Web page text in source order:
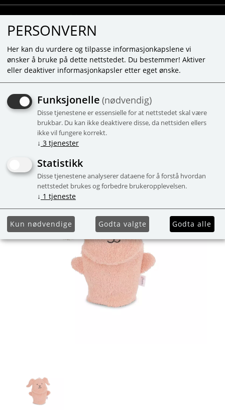
VASKEVOTT - HAREN
ROSIE
Vaskevott laget av 100% bomull
PERSONVERN
Her kan du vurdere og tilpasse informasjonkapslene vi
ønsker å bruke på dette nettstedet. Du bestemmer! Aktiver
eller deaktiver informasjonkapsler etter eget ønske.
Funksjonelle (nødvendig)
Disse tjenestene er essensielle for at nettstedet skal være
brukbar. Du kan ikke deaktivere disse, da nettsiden ellers
ikke vil fungere korrekt.
↓ 3 tjenester
Statistikk
Disse tjenestene analyserer dataene for å forstå hvordan
nettstedet brukes og forbedre brukeropplevelsen.
↓ 1 tjeneste
Kun nødvendige Godta valgte Godta alle